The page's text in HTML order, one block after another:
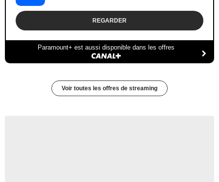
REGARDER
Paramount+ est aussi disponible dans les offres
Voir toutes les offres de streaming